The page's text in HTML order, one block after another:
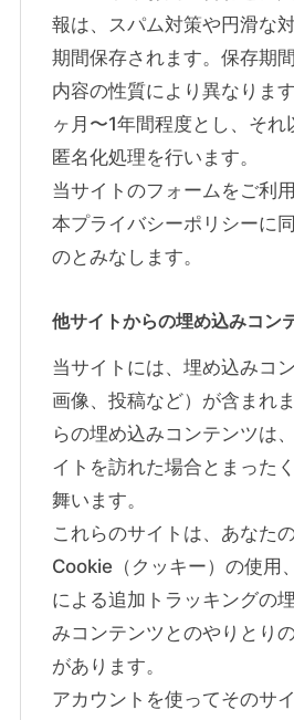
報は、スパム対策や円滑な
期間保存されます。保存期
内容の性質により異なりま
ヶ月〜1年間程度とし、そ
匿名化処理を行います。
当サイトのフォームをご利
本プライバシーポリシーに
のとみなします。
他サイトからの埋め込みコン
当サイトには、埋め込みコ
画像、投稿など）が含まれ
らの埋め込みコンテンツは
イトを訪れた場合とまった
舞います。
これらのサイトは、あなた
Cookie（クッキー）の使用
による追加トラッキングの
みコンテンツとのやりとり
があります。
アカウントを使ってそのサ